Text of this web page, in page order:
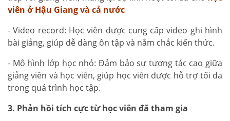
viên ở Hậu Giang và cả nước
- Video record: Học viên được cung cấp video ghi hình
bài giảng, giúp dễ dàng ôn tập và nắm chắc kiến thức.
- Mô hình lớp học nhỏ: Đảm bảo sự tương tác cao giữa
giảng viên và học viên, giúp học viên được hỗ trợ tối đa
trong quá trình học tập.
3. Phản hồi tích cực từ học viên đã tham gia